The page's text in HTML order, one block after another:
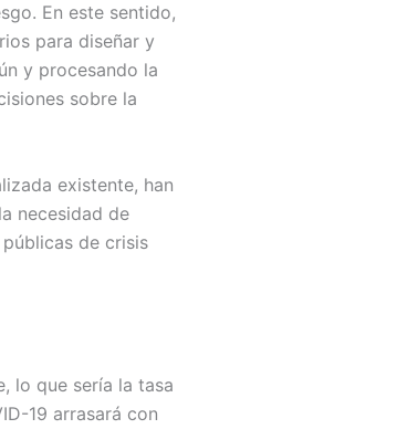
En este sentido,
para diseñar y
y procesando la
sobre la
existente, han
necesidad de
de crisis
lo que sería la tasa
19 arrasará con